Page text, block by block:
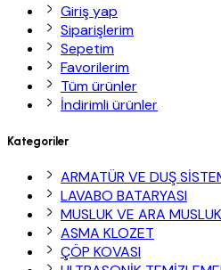
Giriş yap
Siparişlerim
Sepetim
Favorilerim
Tüm ürünler
İndirimli ürünler
Kategoriler
ARMATÜR VE DUŞ
LAVABO BATARYASI
MUSLUK VE ARA MUSLUK
ASMA KLOZET
ÇÖP KOVASI